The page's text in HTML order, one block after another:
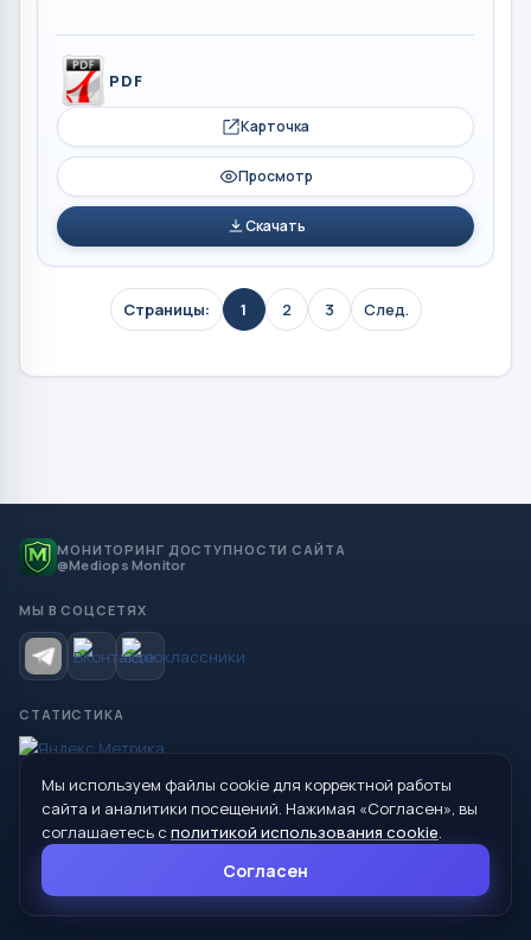
PDF
Карточка
Просмотр
Скачать
Страницы: 1 2 3 След.
МОНИТОРИНГ ДОСТУПНОСТИ САЙТА
@Mediops Monitor
МЫ В СОЦСЕТЯХ
СТАТИСТИКА
© 2026 Управление образования Администрации МО
Сухой Лог
624800, Свердловская область, г. Сухой Лог, ул. Кирова, дом 7
8 (34373) 4-33-85
Мы используем файлы cookie для корректной работы
сайта и аналитики посещений. Нажимая «Согласен», вы
соглашаетесь с политикой использования cookie.
Согласен